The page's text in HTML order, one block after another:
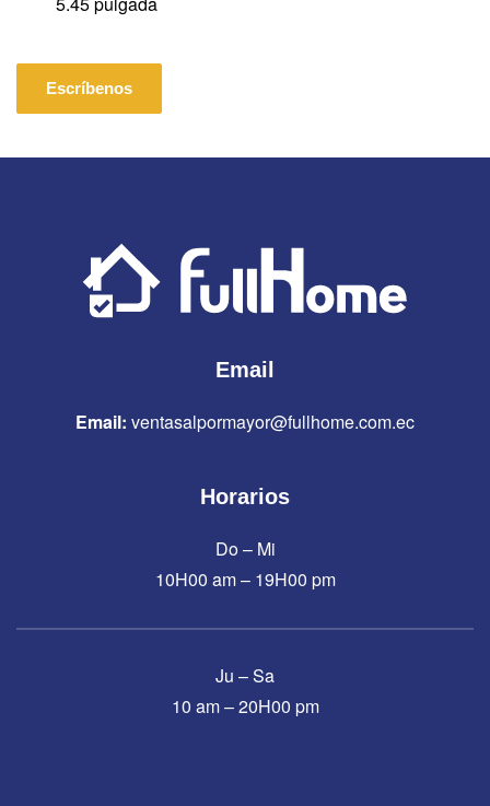
Escríbenos
Email
Email: ventasalpormayor@fullhome.com.ec
Horarios
Do – Mi
10H00 am – 19H00 pm
Ju – Sa
10 am – 20H00 pm